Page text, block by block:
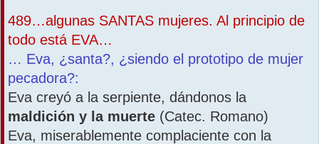
489…algunas SANTAS mujeres. Al principio de
todo está EVA…
… Eva, ¿santa?, ¿siendo el prototipo de mujer
pecadora?:
Eva creyó a la serpiente, dándonos la
maldición y la muerte (Catec. Romano)
Eva, miserablemente complaciente con la